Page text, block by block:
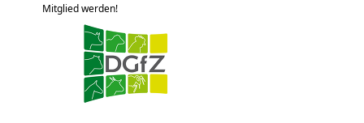
Mitglied werden!